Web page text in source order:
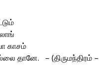
காசம்
தானே. – (திருமந்திரம் –